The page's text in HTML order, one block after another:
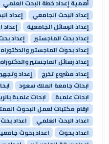
أهمية إعداد خطة البحث العلمي
إعداد البحث الجامعي
إعداد
إعداد الرسائل الجامعية
إعداد
إعداد بحث الماجستير
إعداد
إعداد بحوث الماجستير والدكتوراه
إعداد رسائل الماجستير والدكتوراه
إعداد مشروع تخرج
إعداد
ابحاث جامعة الملك سعود
ابحاث علمية
ابحاث علمية
ارقام مكتبات لعمل البحوث
اعداد البحث العلمي
اعداد
اعداد بحوث
اعداد بحوث